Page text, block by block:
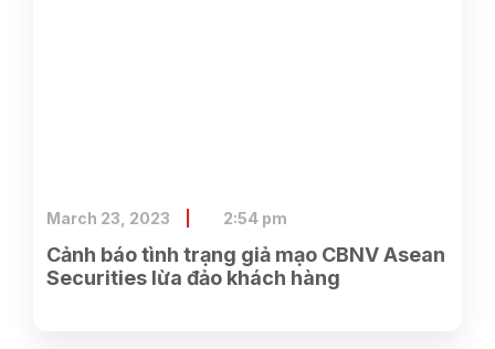
Cảnh báo tình trạng giả mạo CBNV Asean
Securities lừa đảo khách hàng
March 23, 2023 2:54 pm